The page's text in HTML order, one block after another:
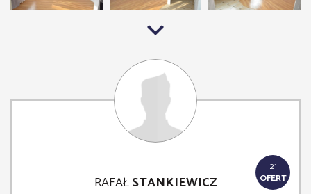
21
OFERT
RAFAŁSTANKIEWICZ